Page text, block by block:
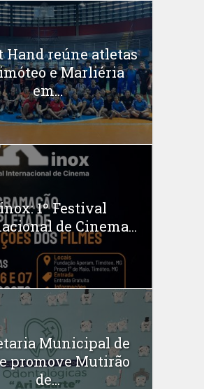
Hand reúne atletas
e Marliéria
em...
1º Festival
de Cinema...
Municipal de
promove Mutirão
de...